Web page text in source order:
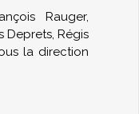
Rauger,
Deprets,Régis
la direction